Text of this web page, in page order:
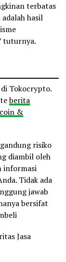
terbatas
hasil
tuturnya.
Tokocrypto.
berita
&
risiko
diambil oleh
informasi
Tidak ada
jawab
bersifat
Jasa